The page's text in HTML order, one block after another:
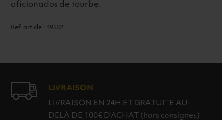
aficionados de tourbe.
Ref. article : 39282
LIVRAISON
LIVRAISON EN 24H ET GRATUITE AU-
DELÀ DE 100€ D'ACHAT (hors consignes)